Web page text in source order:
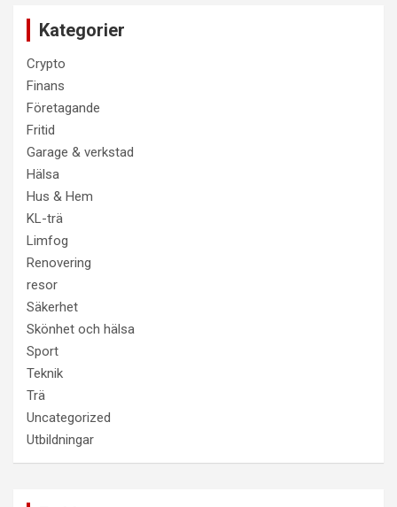
Kategorier
Crypto
Finans
Företagande
Fritid
Garage & verkstad
Hälsa
Hus & Hem
KL-trä
Limfog
Renovering
resor
Säkerhet
Skönhet och hälsa
Sport
Teknik
Trä
Uncategorized
Utbildningar